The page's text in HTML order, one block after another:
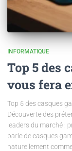
INFORMATIQUE
Top 5 des
vous fera
Top 5 des casques
Découverte des
leaders du marché :
parle de casques
naturellement